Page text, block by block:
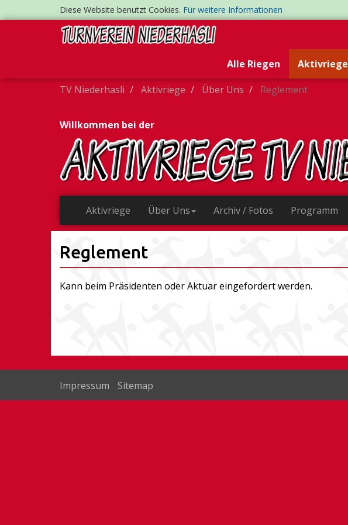
Diese Website benutzt Cookies. Für weitere Informationen
Alle Riegen Aktivriege
TV Niederhasli
Aktivriege Über Uns Reglement
Willkommen bei der
Aktivriege Über Uns Archiv / Fotos Programm
Reglement
Kann beim Präsidenten oder Aktuar eingefordert werden.
Impressum Sitemap